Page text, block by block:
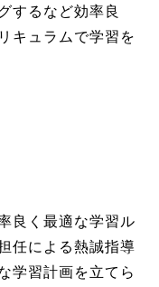
するなど効率良
キュラムで学習を
良く最適な学習ル
任による熱誠指導
学習計画を立てら